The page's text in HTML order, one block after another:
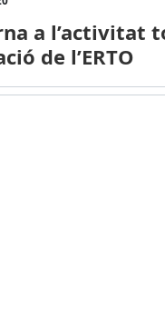
a l’activitat
de l’ERTO